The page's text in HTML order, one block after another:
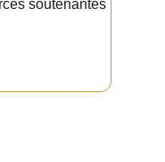
soutenantes